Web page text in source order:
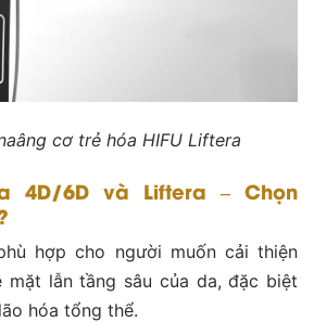
cơ trẻ hóa HIFU Liftera
4D/6D và Liftera – Chọn
hợp cho người muốn cải thiện
lẫn tầng sâu của da, đặc biệt
hóa tổng thể.